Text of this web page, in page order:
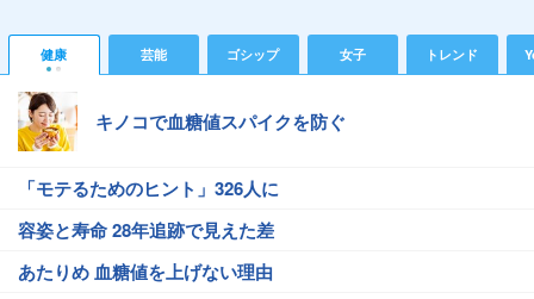
健康 芸能 ゴシップ 女子 トレンド
キノコで血糖値スパイクを防ぐ
「モテるためのヒント」326人に
容姿と寿命 28年追跡で見えた差
あたりめ 血糖値を上げない理由